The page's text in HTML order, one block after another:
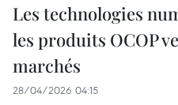
Les technologies
les produits OCOP
marchés
28/04/2026 04:15